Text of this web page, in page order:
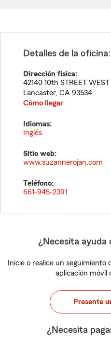
Detalles de la oficina:
Dirección física:
42140 10th STREET WEST
Lancaster, CA 93534
Cómo llegar
Idiomas:
Inglés
Sitio web:
www.suzannerojan.com
Teléfono:
661-945-2391
¿Necesita ayuda
Inicie o realice un seguimiento
aplicación móvil
Presente
¿Necesita